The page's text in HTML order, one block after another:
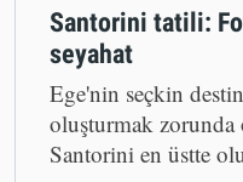
Santorini tatili:
seyahat
Ege'nin seçkin
oluşturmak zorunda
Santorini en üstte